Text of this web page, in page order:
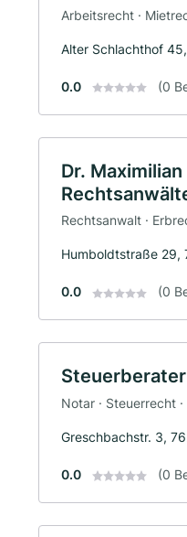
Arbeitsrecht ·
Alter Schlachthof
0.0 (0
Dr.
Rechtsanwalt ·
Humboldtstraße 29,
0.0 (0
Notar · Steuerrecht
Greschbachstr. 3,
0.0 (0